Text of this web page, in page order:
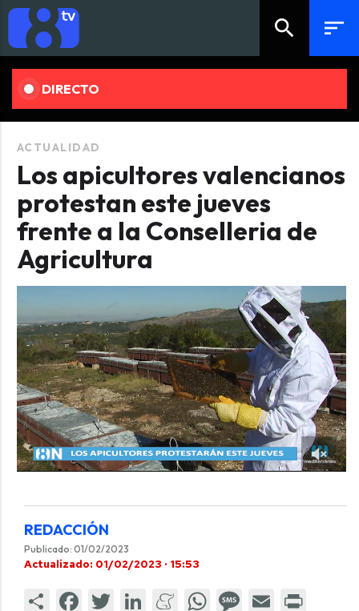
search sort
DIRECTO
ACTUALIDAD
Los apicultores valencianos
protestan este jueves
frente a la Conselleria de
Agricultura
REDACCIÓN
Publicado: 01/02/2023
Actualizado: 01/02/2023 · 15:53